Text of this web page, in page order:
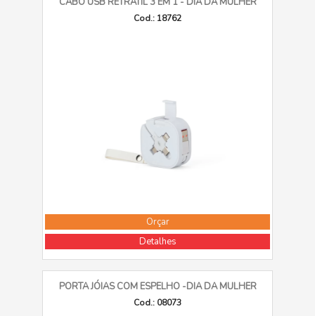
Cod.: 18762
Orçar
Detalhes
PORTA JÓIAS COM ESPELHO -DIA DA MULHER
Cod.: 08073